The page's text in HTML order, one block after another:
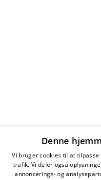
Denne
Vi bruger cookies til at
trafik. Vi deler også
annoncerings- og